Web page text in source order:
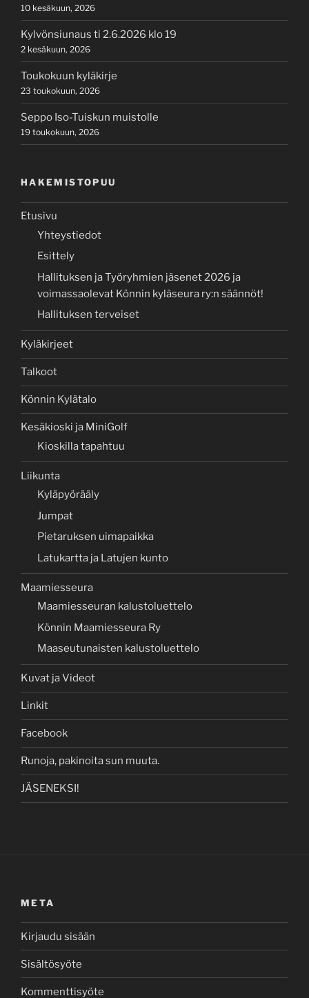
10 kesäkuun, 2026
Kylvönsiunaus ti 2.6.2026 klo 19
2 kesäkuun, 2026
Toukokuun kyläkirje
23 toukokuun, 2026
Seppo Iso-Tuiskun muistolle
19 toukokuun, 2026
HAKEMISTOPUU
Etusivu
Yhteystiedot
Esittely
Hallituksen ja Työryhmien jäsenet 2026 ja
voimassaolevat Könnin kyläseura ry:n säännöt!
Hallituksen terveiset
Kyläkirjeet
Talkoot
Könnin Kylätalo
Kesäkioski ja MiniGolf
Kioskilla tapahtuu
Liikunta
Kyläpyörääly
Jumpat
Pietaruksen uimapaikka
Latukartta ja Latujen kunto
Maamiesseura
Maamiesseuran kalustoluettelo
Könnin Maamiesseura Ry
Maaseutunaisten kalustoluettelo
Kuvat ja Videot
Linkit
Facebook
Runoja, pakinoita sun muuta.
JÄSENEKSI!
META
Kirjaudu sisään
Sisältösyöte
Kommenttisyöte